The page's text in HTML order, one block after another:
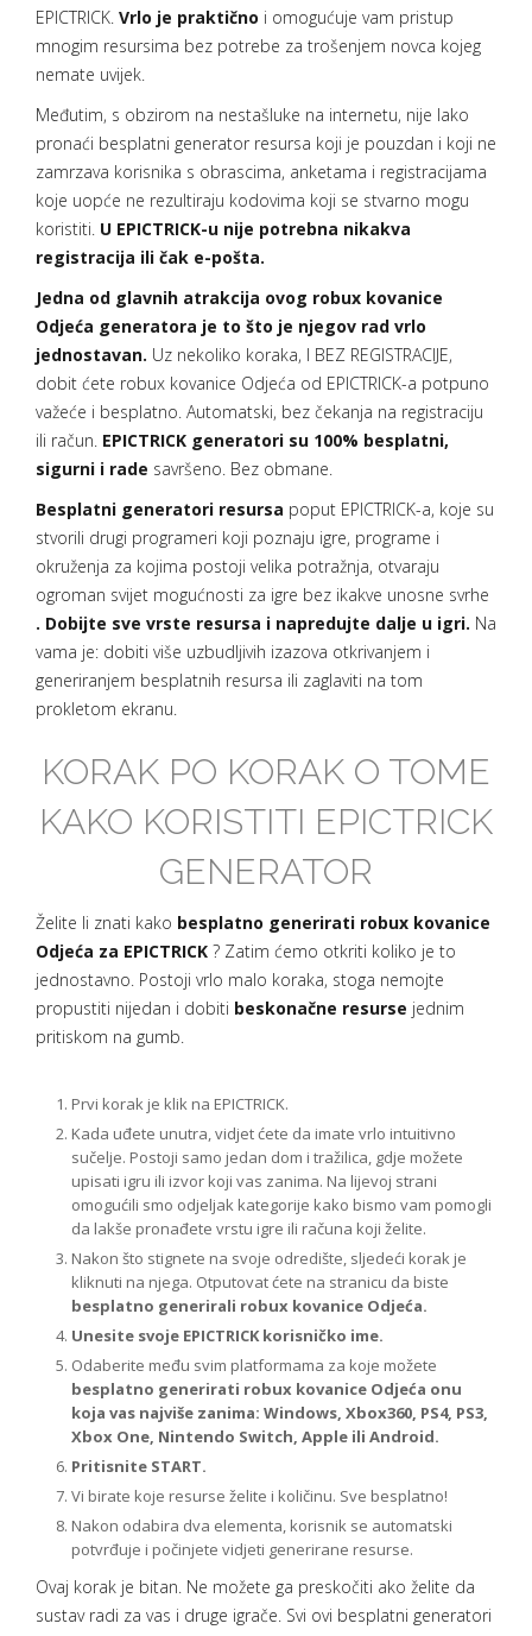
EPICTRICK. Vrlo je praktično i omogućuje vam pristup
mnogim resursima bez potrebe za trošenjem novca kojeg
nemate uvijek.
Međutim, s obzirom na nestašluke na internetu, nije lako
pronaći besplatni generator resursa koji je pouzdan i koji ne
zamrzava korisnika s obrascima, anketama i registracijama
koje uopće ne rezultiraju kodovima koji se stvarno mogu
koristiti. U EPICTRICK-u nije potrebna nikakva
registracija ili čak e-pošta.
Jedna od glavnih atrakcija ovog robux kovanice
Odjeća generatora je to što je njegov rad vrlo
jednostavan. Uz nekoliko koraka, I BEZ REGISTRACIJE,
dobit ćete robux kovanice Odjeća od EPICTRICK-a potpuno
važeće i besplatno. Automatski, bez čekanja na registraciju
ili račun. EPICTRICK generatori su 100% besplatni,
sigurni i rade savršeno. Bez obmane.
Besplatni generatori resursa poput EPICTRICK-a, koje su
stvorili drugi programeri koji poznaju igre, programe i
okruženja za kojima postoji velika potražnja, otvaraju
ogroman svijet mogućnosti za igre bez ikakve unosne svrhe
. Dobijte sve vrste resursa i napredujte dalje u igri. Na
vama je: dobiti više uzbudljivih izazova otkrivanjem i
generiranjem besplatnih resursa ili zaglaviti na tom
prokletom ekranu.
KORAK PO KORAK O TOME
KAKO KORISTITI EPICTRICK
GENERATOR
Želite li znati kako besplatno generirati robux kovanice
Odjeća za EPICTRICK ? Zatim ćemo otkriti koliko je to
jednostavno. Postoji vrlo malo koraka, stoga nemojte
propustiti nijedan i dobiti beskonačne resurse jednim
pritiskom na gumb.
Prvi korak je klik na EPICTRICK.
Kada uđete unutra, vidjet ćete da imate vrlo intuitivno
sučelje. Postoji samo jedan dom i tražilica, gdje možete
upisati igru ili izvor koji vas zanima. Na lijevoj strani
omogućili smo odjeljak kategorije kako bismo vam pomogli
da lakše pronađete vrstu igre ili računa koji želite.
Nakon što stignete na svoje odredište, sljedeći korak je
kliknuti na njega. Otputovat ćete na stranicu da biste
besplatno generirali robux kovanice Odjeća.
Unesite svoje EPICTRICK korisničko ime.
Odaberite među svim platformama za koje možete
besplatno generirati robux kovanice Odjeća onu
koja vas najviše zanima: Windows, Xbox360, PS4, PS3,
Xbox One, Nintendo Switch, Apple ili Android.
Pritisnite START.
Vi birate koje resurse želite i količinu. Sve besplatno!
Nakon odabira dva elementa, korisnik se automatski
potvrđuje i počinjete vidjeti generirane resurse.
Ovaj korak je bitan. Ne možete ga preskočiti ako želite da
sustav radi za vas i druge igrače. Svi ovi besplatni generatori